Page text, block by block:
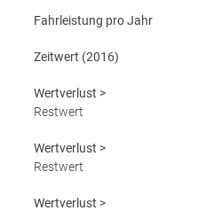
Fahrleistung pro Jahr
Zeitwert (2016)
Wertverlust >
Restwert
Wertverlust >
Restwert
Wertverlust >